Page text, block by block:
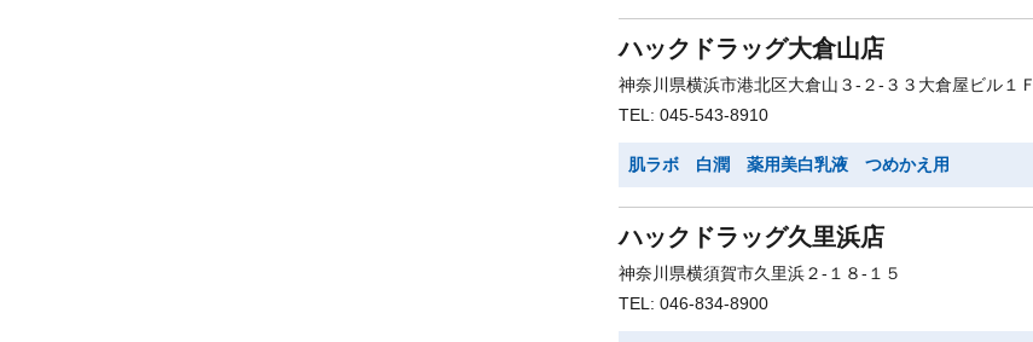
ハックドラッグ大倉山店
神奈川県横浜市港北区大倉山３-２-３３大倉屋ビル１Ｆ
TEL: 045-543-8910
肌ラボ 白潤 薬用美白乳液 つめかえ用
ハックドラッグ久里浜店
神奈川県横須賀市久里浜２-１８-１５
TEL: 046-834-8900